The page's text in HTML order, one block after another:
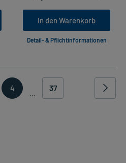
In den Warenkorb
Detail- & Pflichtinformationen
4
...
37